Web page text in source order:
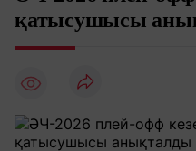
қатысушысы